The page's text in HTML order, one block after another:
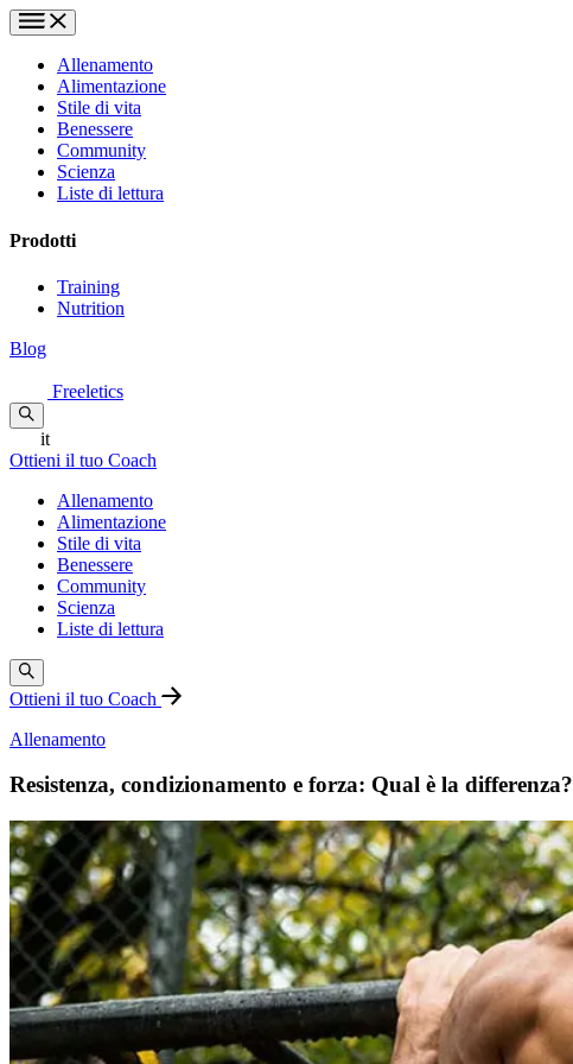
Allenamento
Alimentazione
Stile di vita
Benessere
Community
Scienza
Liste di lettura
Prodotti
Training
Nutrition
Blog
Freeletics
it
Ottieni il tuo Coach
Allenamento
Alimentazione
Stile di vita
Benessere
Community
Scienza
Liste di lettura
Ottieni il tuo Coach
Allenamento
Resistenza, condizionamento e forza: Qual è la differenza?